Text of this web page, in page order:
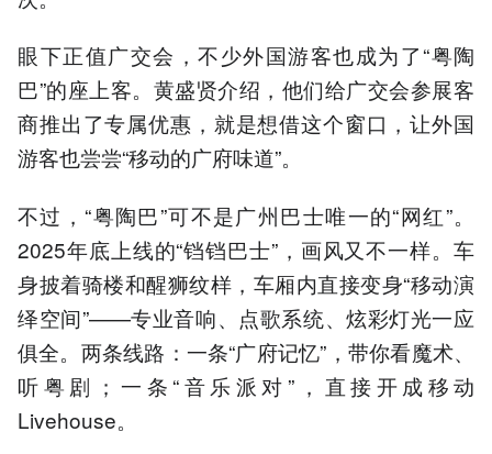
眼下正值广交会，不少外国游客也成为了“粤陶
巴”的座上客。黄盛贤介绍，他们给广交会参展客
商推出了专属优惠，就是想借这个窗口，让外国
游客也尝尝“移动的广府味道”。
不过，“粤陶巴”可不是广州巴士唯一的“网红”。
2025年底上线的“铛铛巴士”，画风又不一样。车
身披着骑楼和醒狮纹样，车厢内直接变身“移动演
绎空间”——专业音响、点歌系统、炫彩灯光一应
俱全。两条线路：一条“广府记忆”，带你看魔术、
听粤剧；一条“音乐派对”，直接开成移动
Livehouse。